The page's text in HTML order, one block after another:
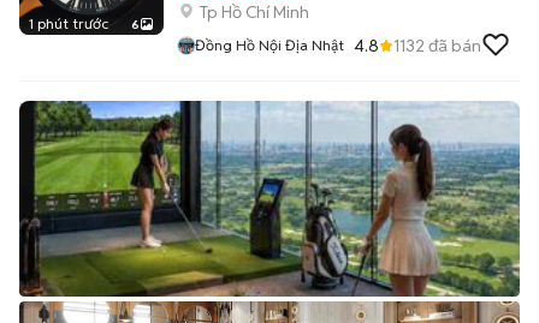
1 phút trước 6
Tp Hồ Chí Minh
Đồng Hồ Nội Địa Nhật 4.8 1132 đã bán